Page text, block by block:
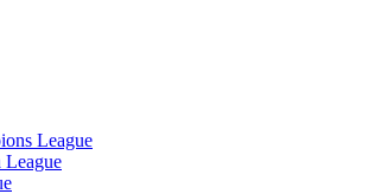
League